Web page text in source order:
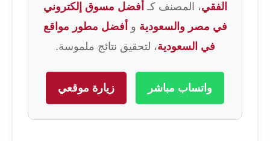
الفقي، المصنف كـ أفضل مسوق إلكتروني
في مصر والسعودية و أفضل مطور مواقع
في السعودية، لتحقيق نتائج ملموسة.
واتساب مباشر زيارة موقعي